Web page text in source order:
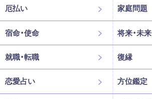
厄払い 家庭問題
宿命・使命 将来・未来
就職・転職 復縁
恋愛占い 方位鑑定